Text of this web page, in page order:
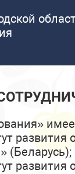
Аттестация
Календарь
Год
(Беларусь);